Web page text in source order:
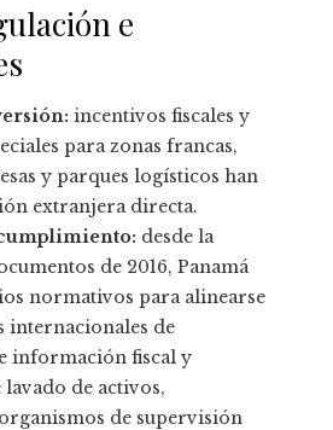
e
incentivos fiscales y
para zonas francas,
y parques logísticos han
extranjera directa.
desde la
de 2016, Panamá
normativos para alinearse
internacionales de
información fiscal y
de activos,
de supervisión